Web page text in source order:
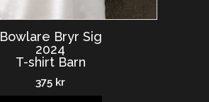
Bowlare Bryr Sig
2024
T-shirt Barn
375 kr